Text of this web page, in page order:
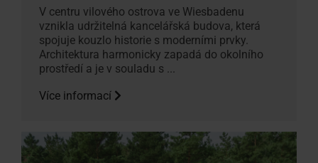
V centru vilového ostrova ve Wiesbadenu
vznikla udržitelná kancelářská budova, která
spojuje kouzlo historie s moderními prvky.
Architektura harmonicky zapadá do okolního
prostředí a je v souladu s ...
Více informací